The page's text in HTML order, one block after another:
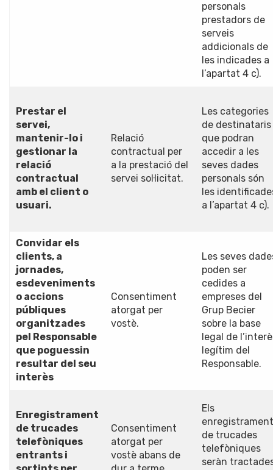
personals
prestadors de
serveis
addicionals de
les indicades a
l’apartat 4 c).
Prestar el
servei,
mantenir-lo i
gestionar la
relació
contractual
amb el client o
usuari.
Relació
contractual per
a la prestació del
servei sol·licitat.
Les categories
de destinataris
que podran
accedir a les
seves dades
personals són
les
a l’apartat 4 c).
Convidar els
clients, a
jornades,
esdeveniments
o accions
públiques
organitzades
pel Responsable
que poguessin
resultar del seu
interès
Consentiment
atorgat per
vostè.
Les seves
poden ser
cedides a
empreses del
Grup Becier
sobre la base
legal de
legítim del
Responsable.
Enregistrament
de trucades
telefòniques
entrants i
Consentiment
atorgat per
vostè abans de
Els
de trucades
telefòniques
seràn